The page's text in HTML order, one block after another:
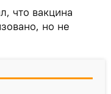
что вакцина
но не